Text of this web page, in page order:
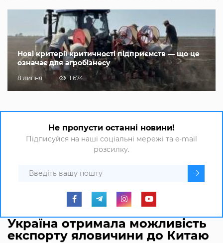
Нові критерії критичності підприємств — що це
означає для агробізнесу
8 липня 1 674
Не пропусти останні новини!
Підписуйся на наші соціальні мережі та e-mail
розсилку.
Україна отримала можливість
експорту яловичини до Китаю